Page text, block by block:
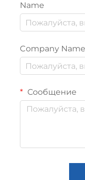
Name
Company Name
Сообщение